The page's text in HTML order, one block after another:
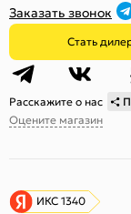
Заказать звонок
Стать
Расскажите о нас
Оцените магазин
ИКС 1340